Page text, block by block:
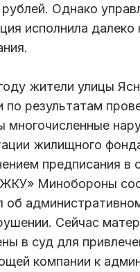
Однако
исполнила далеко
жители улицы
результатам
многочисленные
жилищного
предписания в
Минобороны
об
Сейчас
в суд для
компании к